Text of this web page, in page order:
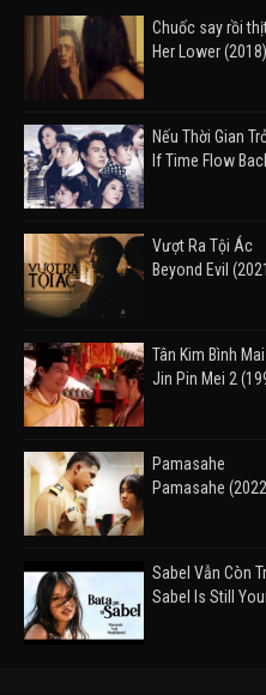
Chuốc say rồi
Her Lower (2018)
Nếu Thời Gian
If Time Flow
Vượt Ra Tội Ác
Beyond Evil
Tân Kim Bình
Jin Pin Mei 2
Pamasahe
Pamasahe
Sabel Vẫn Còn
Sabel Is Still